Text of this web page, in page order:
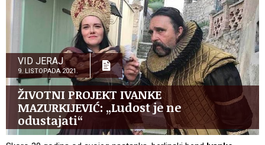
VID JERAJ
9. LISTOPADA 2021.
ŽIVOTNI PROJEKT IVANKE
MAZURKIJEVIĆ: „Ludost je ne
odustajati“